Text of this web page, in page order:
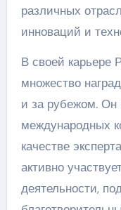
различных
инноваций и
В своей карьере
множество
и за рубежом. Он
международных
качестве
активно
деятельности,